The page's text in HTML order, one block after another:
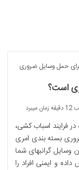
حمل وسایل ضروری
است؟
فرایند اسباب کشی،
بسته بندی امری
وسایل گرانبهای شما
داده و ایمنی افراد را